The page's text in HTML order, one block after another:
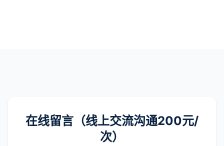
在线留言（线上交流沟通200元/
次）